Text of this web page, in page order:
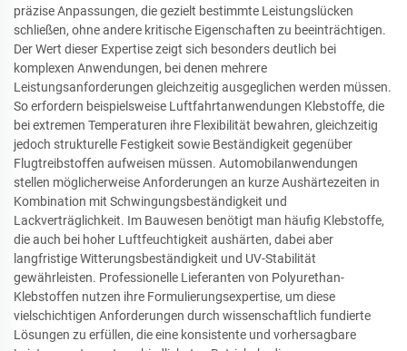
präzise Anpassungen, die gezielt bestimmte Leistungslücken
schließen, ohne andere kritische Eigenschaften zu beeinträchtigen.
Der Wert dieser Expertise zeigt sich besonders deutlich bei
komplexen Anwendungen, bei denen mehrere
Leistungsanforderungen gleichzeitig ausgeglichen werden müssen.
So erfordern beispielsweise Luftfahrtanwendungen Klebstoffe, die
bei extremen Temperaturen ihre Flexibilität bewahren, gleichzeitig
jedoch strukturelle Festigkeit sowie Beständigkeit gegenüber
Flugtreibstoffen aufweisen müssen. Automobilanwendungen
stellen möglicherweise Anforderungen an kurze Aushärtezeiten in
Kombination mit Schwingungsbeständigkeit und
Lackverträglichkeit. Im Bauwesen benötigt man häufig Klebstoffe,
die auch bei hoher Luftfeuchtigkeit aushärten, dabei aber
langfristige Witterungsbeständigkeit und UV-Stabilität
gewährleisten. Professionelle Lieferanten von Polyurethan-
Klebstoffen nutzen ihre Formulierungsexpertise, um diese
vielschichtigen Anforderungen durch wissenschaftlich fundierte
Lösungen zu erfüllen, die eine konsistente und vorhersagbare